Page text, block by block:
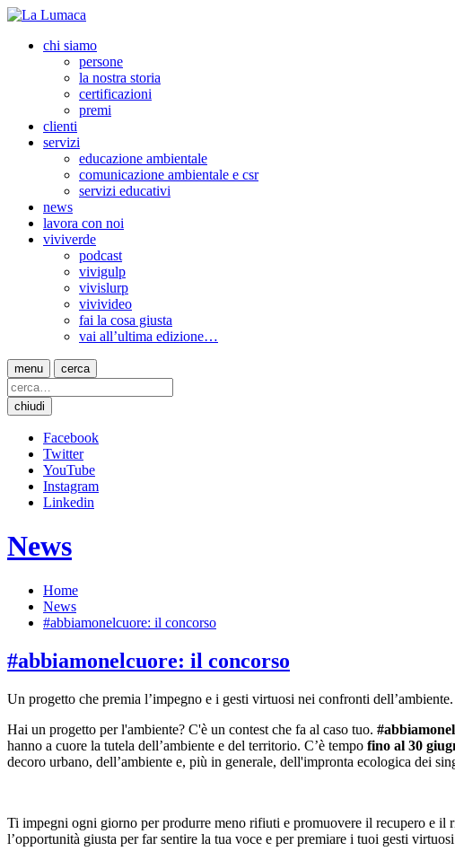
chi siamo
persone
la nostra storia
certificazioni
premi
clienti
servizi
educazione ambientale
comunicazione ambientale e csr
servizi educativi
news
lavora con noi
viviverde
podcast
vivigulp
vivislurp
vivivideo
fai la cosa giusta
vai all’ultima edizione…
menu cerca
chiudi
Facebook
Twitter
YouTube
Instagram
Linkedin
News
Home
News
#abbiamonelcuore: il concorso
#abbiamonelcuore: il concorso
Un progetto che premia l’impegno e i gesti virtuosi nei confronti
Hai un progetto per l'ambiente? C'è un contest che fa al caso tuo. #a
hanno a cuore la tutela dell’ambiente e del territorio. C’è tempo fino al 30
decoro urbano, dell’ambiente e, più in generale, dell'impronta ecologica dei
Ti impegni ogni giorno per produrre meno rifiuti e promuovere il recupero e il
l’opportunità giusta per far sentire la tua voce e per premiare i tuoi gesti